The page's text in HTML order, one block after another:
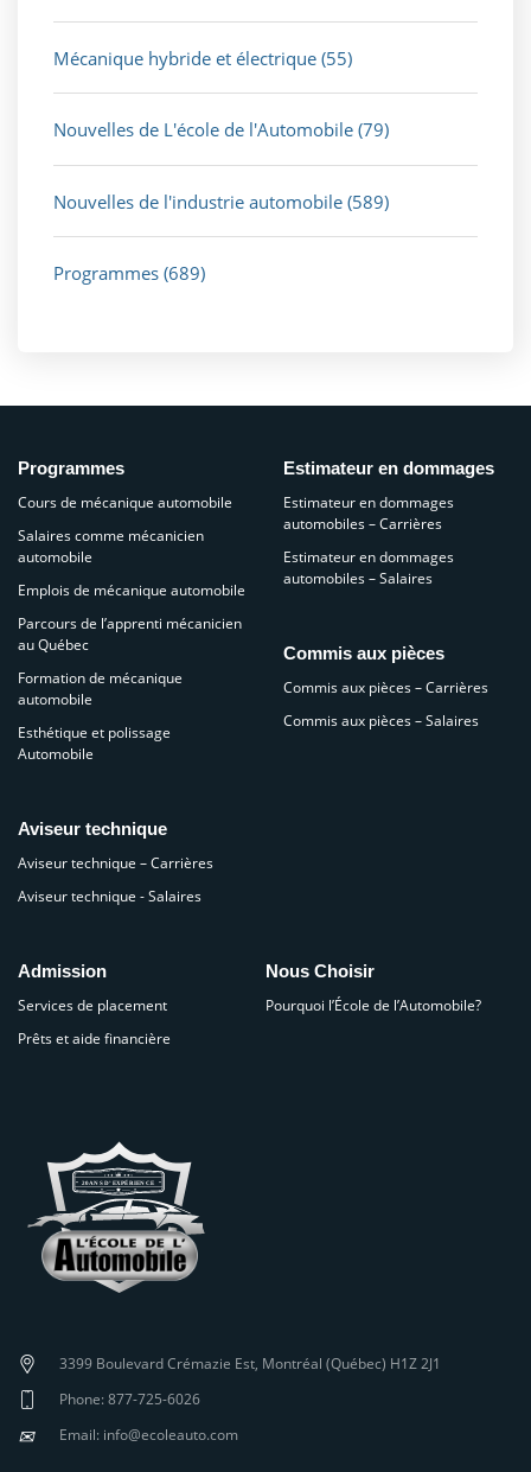
Mécanique hybride et électrique (55)
Nouvelles de L'école de l'Automobile (79)
Nouvelles de l'industrie automobile (589)
Programmes (689)
3399 Boulevard Crémazie Est, Montréal (Québec) H1Z 2J1
Phone: 877-725-6026
✉ Email: info@ecoleauto.com
Programmes
Cours de mécanique automobile
Salaires comme mécanicien
automobile
Emplois de mécanique automobile
Parcours de l’apprenti mécanicien
au Québec
Formation de mécanique
automobile
Esthétique et polissage
Automobile
Aviseur technique
Aviseur technique – Carrières
Aviseur technique - Salaires
Estimateur en dommages
Estimateur en dommages
automobiles – Carrières
Estimateur en dommages
automobiles – Salaires
Commis aux pièces
Commis aux pièces – Carrières
Commis aux pièces – Salaires
Admission
Services de placement
Prêts et aide financière
Nous Choisir
Pourquoi l’École de l’Automobile?